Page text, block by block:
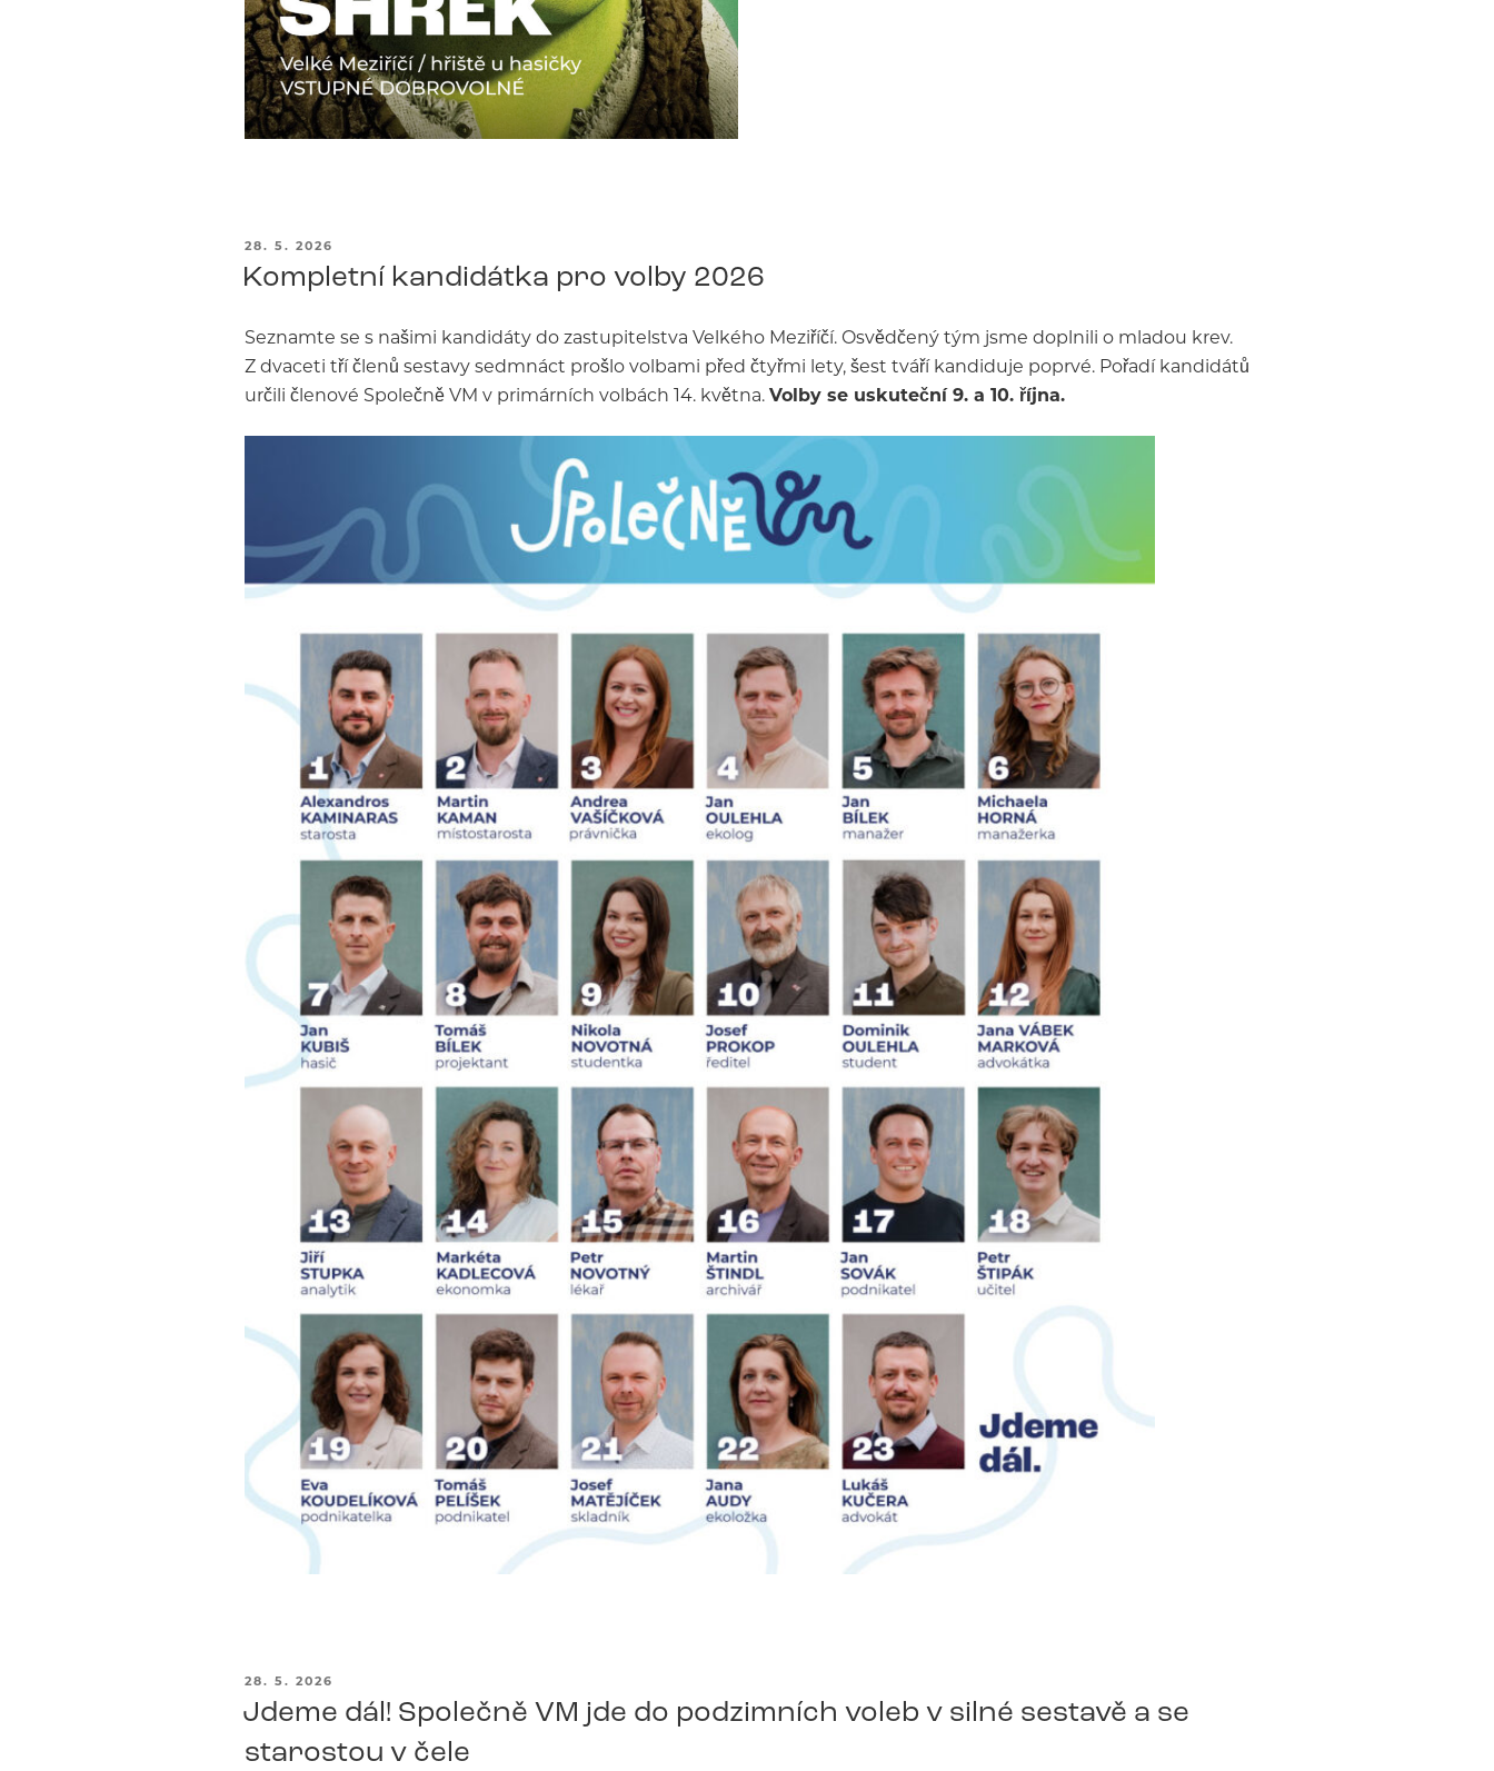
PUBLIKOVÁNO
28. 5. 2026
Kompletní kandidátka pro volby 2026
Seznamte se s našimi kandidáty do zastupitelstva Velkého Meziříčí. Osvědčený tým jsme doplnili o mladou krev.
Z dvaceti tří členů sestavy sedmnáct prošlo volbami před čtyřmi lety, šest tváří kandiduje poprvé. Pořadí kandidátů
určili členové Společně VM v primárních volbách 14. května.Volby se uskuteční 9. a 10. října.
PUBLIKOVÁNO
28. 5. 2026
Jdeme dál! Společně VM jde do podzimních voleb v silné sestavě a se
starostou v čele